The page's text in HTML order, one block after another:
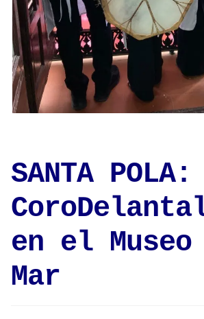
SANTA POLA:
CoroDelantal
en el
Mar